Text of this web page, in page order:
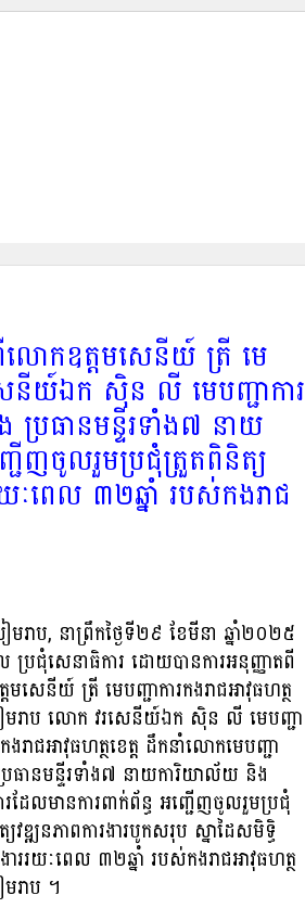
ោកឧត្តមសេនីយ៍ ត្រី មេ
េនីយ៍ឯក ស៊ិន លី មេបញ្ជាការ
ប្រធានមន្ទីរទាំង៧ នាយ
ើញចូលរួមប្រជុំត្រួតពិនិត្យ
យៈពេល ៣២ឆ្នាំ របស់កងរាជ
មរាប, នាព្រឹកថ្ងៃទី២៩ ខែមីនា ឆ្នាំ២០២៥
រជុំសេនាធិការ ដោយបានការអនុញ្ញាតពី
សេនីយ៍ ត្រី មេបញ្ជាការកងរាជអាវុធហត្ថ
មរាប លោក វរសេនីយ៍ឯក ស៊ិន លី មេបញ្ជា
ងរាជអាវុធហត្ថខេត្ត ដឹកនាំលោកមេបញ្ជា
រធានមន្ទីរទាំង៧ នាយការិយាល័យ និង
ដែលមានការពាក់ព័ន្ធ អញ្ជើញចូលរួមប្រជុំ
វឌ្ឍនភាពការងារបូកសរុប ស្នាដៃសមិទ្ធិ
ររយៈពេល ៣២ឆ្នាំ របស់កងរាជអាវុធហត្ថ
រាប ។